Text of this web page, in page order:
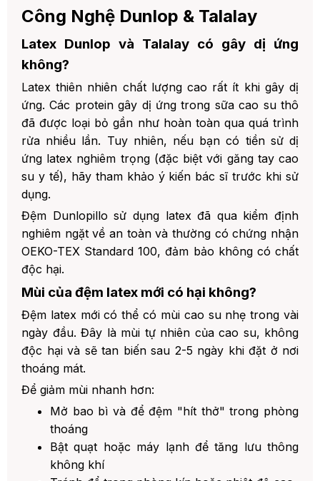
Công Nghệ Dunlop & Talalay
Latex Dunlop và Talalay có gây dị ứng
không?
Latex thiên nhiên chất lượng cao rất ít khi gây dị
ứng. Các protein gây dị ứng trong sữa cao su thô
đã được loại bỏ gần như hoàn toàn qua quá trình
rửa nhiều lần. Tuy nhiên, nếu bạn có tiền sử dị
ứng latex nghiêm trọng (đặc biệt với găng tay cao
su y tế), hãy tham khảo ý kiến bác sĩ trước khi sử
dụng.
Đệm Dunlopillo sử dụng latex đã qua kiểm định
nghiêm ngặt về an toàn và thường có chứng nhận
OEKO-TEX Standard 100, đảm bảo không có chất
độc hại.
Mùi của đệm latex mới có hại không?
Đệm latex mới có thể có mùi cao su nhẹ trong vài
ngày đầu. Đây là mùi tự nhiên của cao su, không
độc hại và sẽ tan biến sau 2-5 ngày khi đặt ở nơi
thoáng mát.
Để giảm mùi nhanh hơn:
Mở bao bì và để đệm "hít thở" trong phòng
thoáng
Bật quạt hoặc máy lạnh để tăng lưu thông
không khí